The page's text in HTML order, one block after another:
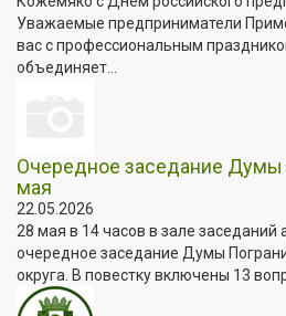
Уважаемые предприниматели
вас с профессиональным
объединяет...
Очередное заседание Думы
мая
22.05.2026
28 мая в 14 часов в зале заседаний
очередное заседание Думы
округа. В повестку включены 13